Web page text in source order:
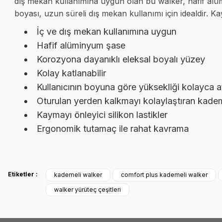
boyası, uzun süreli dış mekan kullanımı için idealdir.
İç ve dış mekan kullanımına uygun
Hafif alüminyum şase
Korozyona dayanıklı eleksal boyalı yüzey
Kolay katlanabilir
Kullanıcının boyuna göre yüksekliği kolayca
Oturulan yerden kalkmayı kolaylaştıran
Kaymayı önleyici silikon lastikler
Ergonomik tutamaç ile rahat kavrama
Bu ürünün fiyat bilgisi, resim, ürün açıklamalarında ve diğer
Görüş ve önerileriniz için teşekkür ederiz.
Ürün açıklamasında eksik bilgiler bulunuyor.
Siteyle ilk kez tanışmama rağmen içeriği ve menü yapısı oldukça
kendine baktırıyor. Başarılarınız sürekli olsun.
Abdullah AKALIN | 01/07/2025
Etiketler : kademeli walker comfort plus kademeli walker
walker yürüteç çeşitleri